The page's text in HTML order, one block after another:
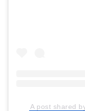
A post shared